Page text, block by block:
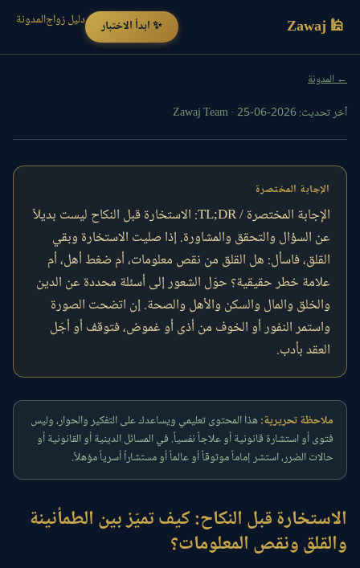
🕌 Zawaj ✨ ابدأ الاختبار دليل زواجالمدونة
← المدونة
آخر تحديث: 2026-06-25 ·
Zawaj Team
الإجابة المختصرة
الإجابة المختصرة / TL;DR: الاستخارة قبل النكاح ليست بديلاً
عن السؤال والتحقق والمشاورة. إذا صليت الاستخارة وبقي
القلق، فاسأل: هل القلق من نقص معلومات، أم ضغط أهل، أم
علامة خطر حقيقية؟ حوّل الشعور إلى أسئلة محددة عن الدين
والخلق والمال والسكن والأهل والصحة. إن اتضحت الصورة
واستمر النفور أو الخوف من أذى أو غموض، فتوقف أو أجّل
العقد بأدب.
ملاحظة تحريرية:هذا المحتوى تعليمي ويساعدك على التفكير والحوار، وليس
فتوى أو استشارة قانونية أو علاجاً نفسياً. في المسائل الدينية أو القانونية أو
حالات الضرر، استشر إماماً موثوقاً أو عالماً أو مستشاراً أسرياً مؤهلاً.
الاستخارة قبل النكاح: كيف تميّز بين الطمأنينة
والقلق ونقص المعلومات؟